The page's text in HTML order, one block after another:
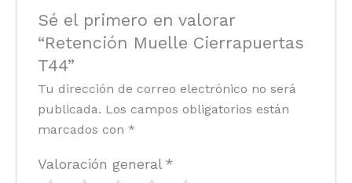
Sé el primero en valorar
“Retención Muelle Cierrapuertas
T44”
Tu dirección de correo electrónico no será
publicada. Los campos obligatorios están
marcados con *
Valoración general *